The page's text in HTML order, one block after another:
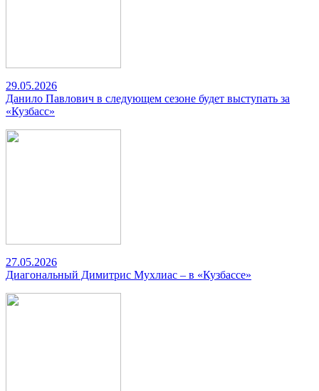
29.05.2026
Данило Павлович в следующем сезоне будет выступать за
«Кузбасс»
27.05.2026
Диагональный Димитрис Мухлиас – в «Кузбассе»